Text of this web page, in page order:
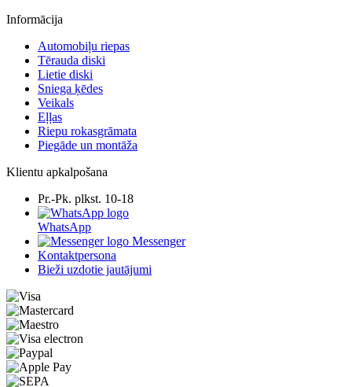
Informācija
Automobiļu riepas
Tērauda diski
Lietie diski
Sniega ķēdes
Veikals
Eļļas
Riepu rokasgrāmata
Piegāde un montāža
Klientu apkalpošana
Pr.-Pk. plkst. 10-18
WhatsApp
Messenger
Kontaktpersona
Bieži uzdotie jautājumi